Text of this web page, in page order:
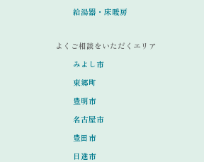
給湯器・床暖房
よくご相談をいただくエリア
みよし市
東郷町
豊明市
名古屋市
豊田市
日進市